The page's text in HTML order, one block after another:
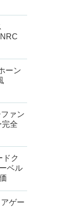
ーン
ァン
全
ドク
ベル
ゲー